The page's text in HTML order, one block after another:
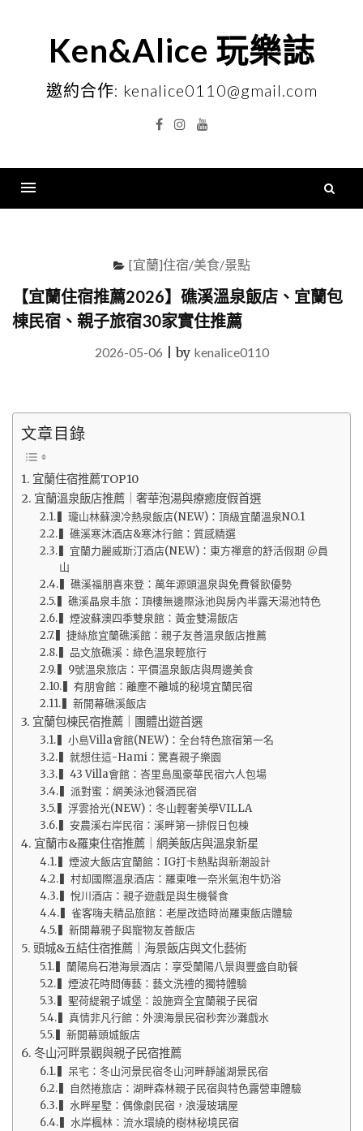
Ken&Alice 玩樂誌
邀約合作: kenalice0110@gmail.com
FacebookInstagramYouTube
[宜蘭]住宿/美食/景點
【宜蘭住宿推薦2026】礁溪溫泉飯店、宜蘭包
棟民宿、親子旅宿30家實住推薦
2026-05-06 |by kenalice0110
文章目錄
宜蘭住宿推薦TOP10
宜蘭溫泉飯店推薦｜奢華泡湯與療癒度假首選
▍瓏山林蘇澳冷熱泉飯店(NEW)：頂級宜蘭溫泉NO.1
▍礁溪寒沐酒店&寒沐行館：質感精選
▍宜蘭力麗威斯汀酒店(NEW)：東方禪意的舒活假期 ＠員
山
▍礁溪福朋喜來登：萬年源頭溫泉與免費餐飲優勢
▍礁溪晶泉丰旅：頂樓無邊際泳池與房內半露天湯池特色
▍煙波蘇澳四季雙泉館：黃金雙湯飯店
▍捷絲旅宜蘭礁溪館：親子友善溫泉飯店推薦
▍品文旅礁溪：綠色溫泉輕旅行
▍9號溫泉旅店：平價溫泉飯店與周邊美食
▍有朋會館：離塵不離城的秘境宜蘭民宿
▍新開幕礁溪飯店
宜蘭包棟民宿推薦｜團體出遊首選
▍小島Villa會館(NEW)：全台特色旅宿第一名
▍就想住這-Hami：驚喜親子樂園
▍43 Villa會館：峇里島風豪華民宿六人包場
▍派對蜜：網美泳池餐酒民宿
▍浮雲拾光(NEW)：冬山輕奢美學VILLA
▍安農溪右岸民宿：溪畔第一排假日包棟
宜蘭市&羅東住宿推薦｜網美飯店與溫泉新星
▍煙波大飯店宜蘭館：IG打卡熱點與新潮設計
▍村却國際溫泉酒店：羅東唯一奈米氣泡牛奶浴
▍悅川酒店：親子遊戲是與生機餐食
▍雀客嗨夫精品旅館：老屋改造時尚羅東飯店體驗
▍新開幕親子與寵物友善飯店
頭城&五結住宿推薦｜海景飯店與文化藝術
▍蘭陽烏石港海景酒店：享受蘭陽八景與豐盛自助餐
▍煙波花時間傳藝：藝文洗禮的獨特體驗
▍聖荷緹親子城堡：設施齊全宜蘭親子民宿
▍真情非凡行館：外澳海景民宿秒奔沙灘戲水
▍新開幕頭城飯店
冬山河畔景觀與親子民宿推薦
▍呆宅：冬山河景民宿冬山河畔靜謐湖景民宿
▍自然捲旅店：湖畔森林親子民宿與特色露營車體驗
▍水畔星墅：偶像劇民宿，浪漫玻璃屋
▍水岸楓林：流水環繞的樹林秘境民宿